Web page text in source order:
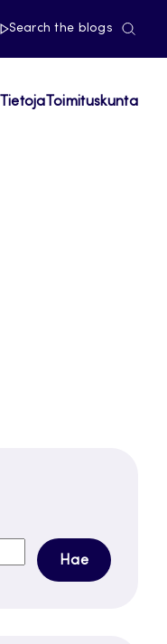
Search the blogs
Tietoja Toimituskunta